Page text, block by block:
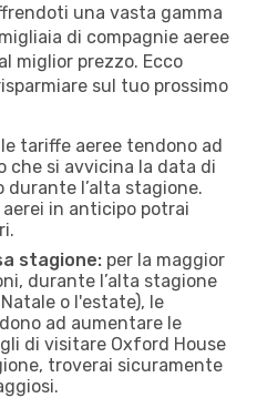
una vasta gamma
di compagnie aeree
miglior prezzo. Ecco
sul tuo prossimo
le tariffe aeree tendono ad
che si avvicina la data di
l’alta stagione.
in anticipo potrai
stagione: per la maggior
durante l’alta stagione
o l'estate), le
ad aumentare le
di visitare Oxford House
troverai sicuramente